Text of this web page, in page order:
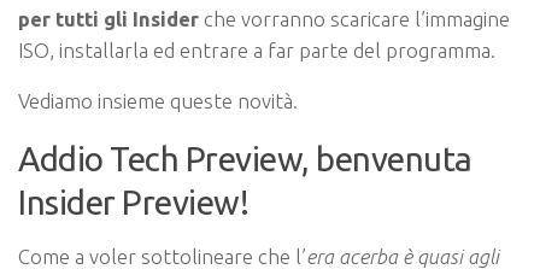
per tutti gli Insider che vorranno scaricare l’immagine
ISO, installarla ed entrare a far parte del programma.
Vediamo insieme queste novità.
Addio Tech Preview, benvenuta
Insider Preview!
Come a voler sottolineare che l’era acerba è quasi agli